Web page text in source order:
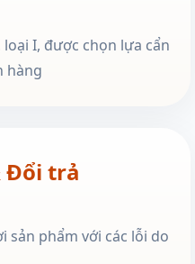
I, được chọn lựa cẩn
hàng
Đổi trả
sản phẩm với các lỗi do